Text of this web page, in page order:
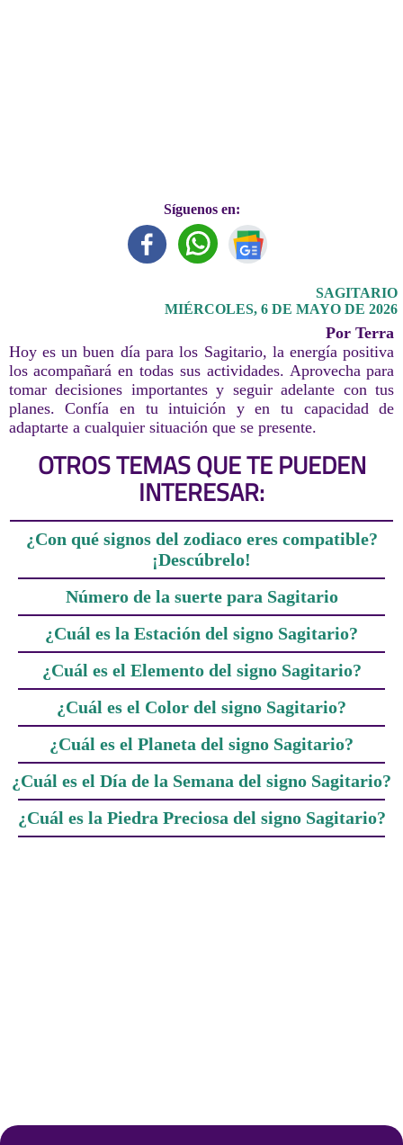
Síguenos en:
SAGITARIO
MIÉRCOLES, 6 DE MAYO DE 2026
Por Terra
Hoy es un buen día para los Sagitario, la energía positiva
los acompañará en todas sus actividades. Aprovecha para
tomar decisiones importantes y seguir adelante con tus
planes. Confía en tu intuición y en tu capacidad de
adaptarte a cualquier situación que se presente.
OTROS TEMAS QUE TE PUEDEN
INTERESAR:
¿Con qué signos del zodiaco eres compatible?
¡Descúbrelo!
Número de la suerte para Sagitario
¿Cuál es la Estación del signo Sagitario?
¿Cuál es el Elemento del signo Sagitario?
¿Cuál es el Color del signo Sagitario?
¿Cuál es el Planeta del signo Sagitario?
¿Cuál es el Día de la Semana del signo Sagitario?
¿Cuál es la Piedra Preciosa del signo Sagitario?